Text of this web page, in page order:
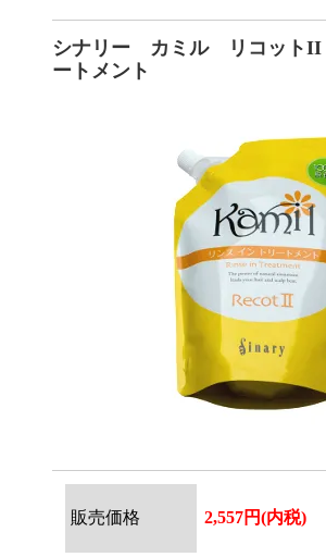
シナリー カミル リコットII
ートメント
販売価格 2,557円(内税)